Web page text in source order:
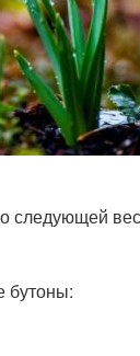
следующей
бутоны: